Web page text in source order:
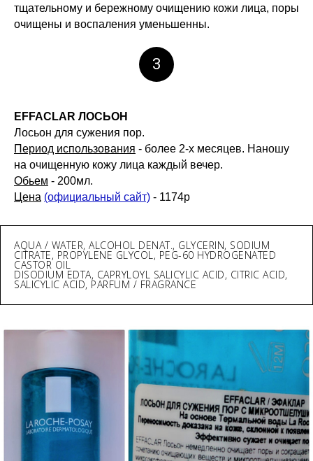
тщательному и бережному очищению кожи лица, поры
очищены и воспаления уменьшенны.
3
EFFACLAR ЛОСЬОН
Лосьон для сужения пор.
Период использования - более 2-х месяцев. Наношу
на очищенную кожу лица каждый вечер.
Обьем - 200мл.
Цена (официальный сайт) - 1174р
AQUA / WATER, ALCOHOL DENAT., GLYCERIN, SODIUM
CITRATE, PROPYLENE GLYCOL, PEG-60 HYDROGENATED
CASTOR OIL
DISODIUM EDTA, CAPRYLOYL SALICYLIC ACID, CITRIC ACID,
SALICYLIC ACID, PARFUM / FRAGRANCE